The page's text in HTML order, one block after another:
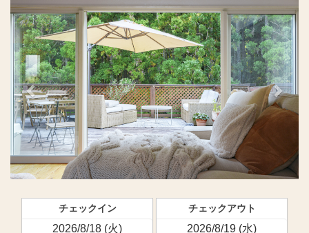
チェックイン チェックアウト